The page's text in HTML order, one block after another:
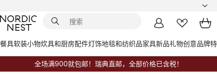
餐具软装小物炊具和厨房配件灯饰地毯和纺织品家具新品礼物创意品牌
全场满900就包邮！瑞典直邮，全部价格已含税！